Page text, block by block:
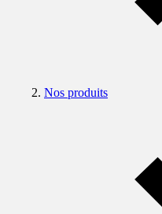
Nos produits